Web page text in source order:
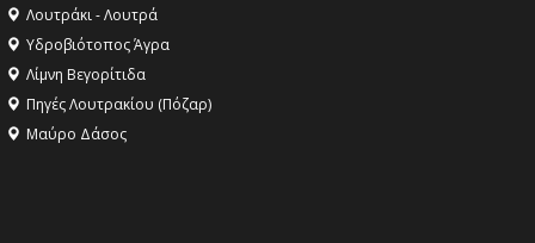
Λουτράκι - Λουτρά
Υδροβιότοπος Άγρα
Λίμνη Βεγορίτιδα
Πηγές Λουτρακίου (Πόζαρ)
Μαύρο Δάσος